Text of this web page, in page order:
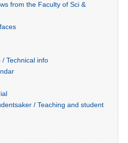
from the Faculty of Sci &
/ Technical info
/ Teaching and student